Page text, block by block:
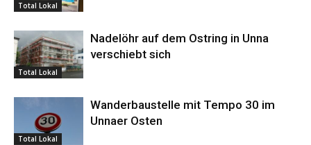
Total Lokal
Total Lokal
Nadelöhr auf dem Ostring in Unna
verschiebt sich
Total Lokal
Wanderbaustelle mit Tempo 30 im
Unnaer Osten